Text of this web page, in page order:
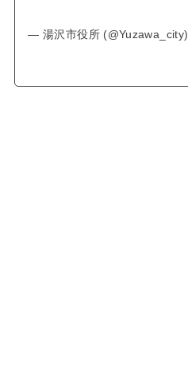
— 湯沢市役所 (@Yuzawa_city)